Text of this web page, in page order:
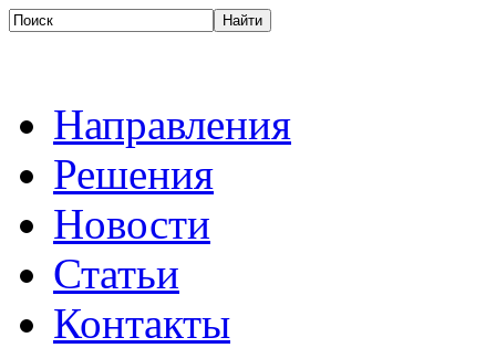
Направления
Решения
Новости
Статьи
Контакты